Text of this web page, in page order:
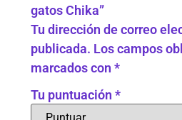
gatos Chika”
Tu dirección de correo
publicada. Los campos
marcados con*
Tu puntuación*